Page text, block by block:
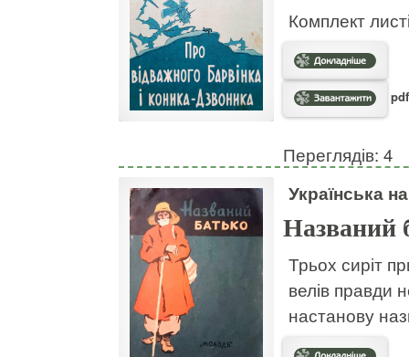
Комплект
Переглядів: 4
Українська
Названий
Трьох сиріт
велів правди
настанову